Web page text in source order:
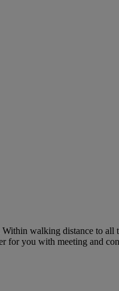
walking distance to all
you with meeting and